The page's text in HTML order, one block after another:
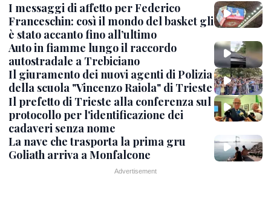
I messaggi di affetto per Federico
Franceschin: così il mondo del basket gli
è stato accanto fino all’ultimo
Auto in fiamme lungo il raccordo
autostradale a Trebiciano
Il giuramento dei nuovi agenti di Polizia
della scuola "Vincenzo Raiola" di Trieste
Il prefetto di Trieste alla conferenza sul
protocollo per l'identificazione dei
cadaveri senza nome
La nave che trasporta la prima gru
Goliath arriva a Monfalcone